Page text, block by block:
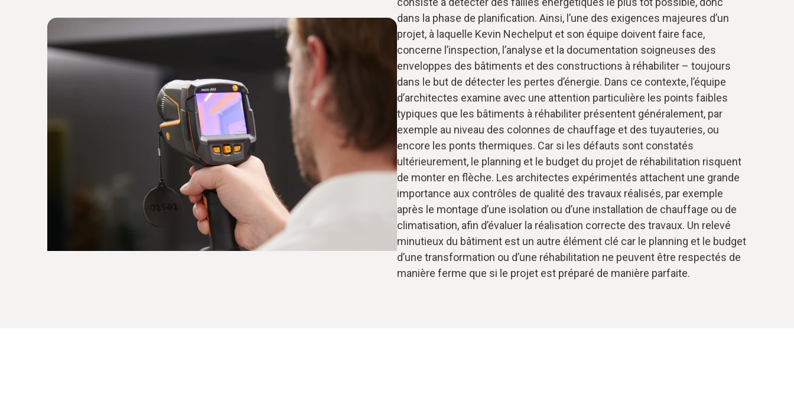
dans la phase de planification. Ainsi, l’une des exigences majeures d’un
projet, à laquelle Kevin Nechelput et son équipe doivent faire face,
concerne l’inspection, l’analyse et la documentation soigneuses des
enveloppes des bâtiments et des constructions à réhabiliter – toujours
dans le but de détecter les pertes d’énergie. Dans ce contexte, l’équipe
d’architectes examine avec une attention particulière les points faibles
typiques que les bâtiments à réhabiliter présentent généralement, par
exemple au niveau des colonnes de chauffage et des tuyauteries, ou
encore les ponts thermiques. Car si les défauts sont constatés
ultérieurement, le planning et le budget du projet de réhabilitation risquent
de monter en flèche. Les architectes expérimentés attachent une grande
importance aux contrôles de qualité des travaux réalisés, par exemple
après le montage d’une isolation ou d’une installation de chauffage ou de
climatisation, afin d’évaluer la réalisation correcte des travaux. Un relevé
minutieux du bâtiment est un autre élément clé car le planning et le budget
d’une transformation ou d’une réhabilitation ne peuvent être respectés de
manière ferme que si le projet est préparé de manière parfaite.